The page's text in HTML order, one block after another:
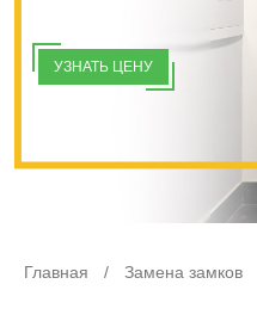
УЗНАТЬ ЦЕНУ
Главная / Замена замков